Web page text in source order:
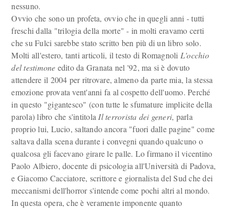
nessuno.
Ovvio che sono un profeta, ovvio che in quegli anni - tutti
freschi dalla "trilogia della morte" - in molti eravamo certi
che su Fulci sarebbe stato scritto ben più di un libro solo.
Molti all'estero, tanti articoli, il testo di Romagnoli L'occhio
del testimone edito da Granata nel '92, ma si è dovuto
attendere il 2004 per ritrovare, almeno da parte mia, la stessa
emozione provata vent'anni fa al cospetto dell'uomo. Perché
in questo "gigantesco" (con tutte le sfumature implicite della
parola) libro che s'intitola Il terrorista dei generi, parla
proprio lui, Lucio, saltando ancora "fuori dalle pagine" come
saltava dalla scena durante i convegni quando qualcuno o
qualcosa gli facevano girare le palle. Lo firmano il vicentino
Paolo Albiero, docente di psicologia all'Università di Padova,
e Giacomo Cacciatore, scrittore e giornalista del Sud che dei
meccanismi dell'horror s'intende come pochi altri al mondo.
In questa opera, che è veramente imponente quanto